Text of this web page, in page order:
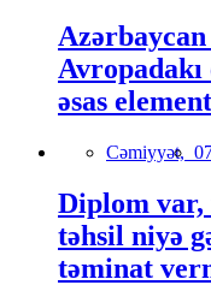
əsas
Cəmiyyət,
Diplom var,
təhsil niyə
təminat